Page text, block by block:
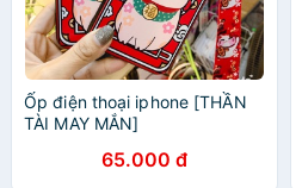
Ốp điện thoại iphone [THẦN
TÀI MAY MẮN]
65.000 đ